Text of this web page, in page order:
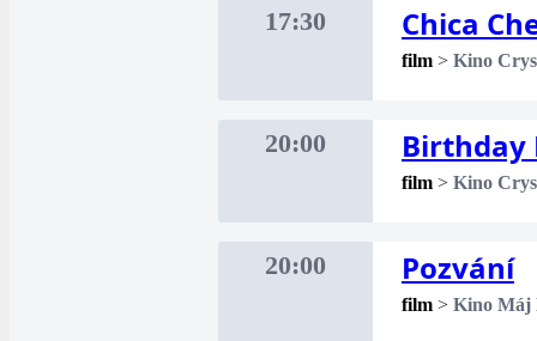
17:30 Chica
film > Kino
20:00 Birthday
film > Kino
20:00 Pozvání
film > Kino Máj